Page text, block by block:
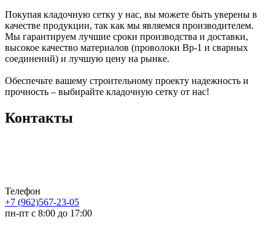
Покупая кладочную сетку у нас, вы можете быть уверены в
качестве продукции, так как мы являемся производителем.
Мы гарантируем лучшие сроки производства и доставки,
высокое качество материалов (проволоки Вр-1 и сварных
соединений) и лучшую цену на рынке.
Обеспечьте вашему строительному проекту надежность и
прочность – выбирайте кладочную сетку от нас!
Контакты
Телефон
+7 (962)567-23-05
пн-пт с 8:00 до 17:00